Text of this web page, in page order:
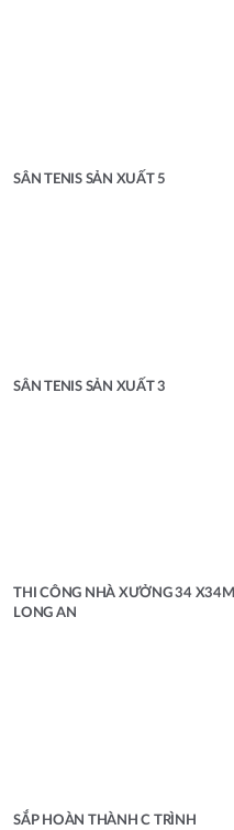
SÂN TENIS SẢN XUẤT 5
SÂN TENIS SẢN XUẤT 3
THI CÔNG NHÀ XƯỞNG 34 X34M
LONG AN
SẮP HOÀN THÀNH C TRÌNH